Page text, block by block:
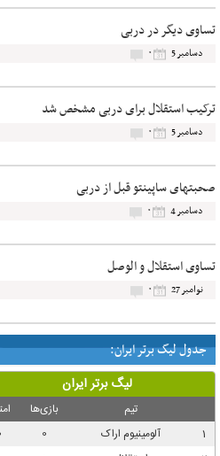
تساوی دیگر در دربی
دسامبر 5 ۰
ترکیب استقلال برای دربی مشخص شد
دسامبر 5 ۰
صحبتهای ساپینتو قبل از دربی
دسامبر 4 ۰
تساوی استقلال و الوصل
نوامبر 27 ۰
جدول لیگ برتر ایران: